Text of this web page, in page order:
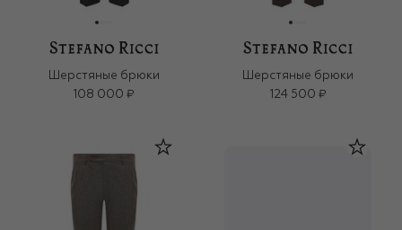
Шерстяные брюки
108 000 ₽
Шерстяные брюки
124 500 ₽